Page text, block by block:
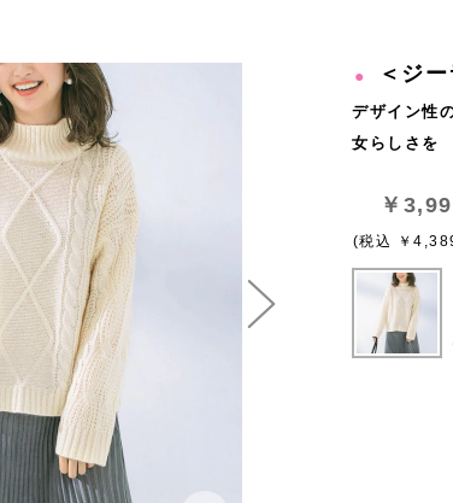
＜ジ
デザイン性
女らしさを
￥
(税込 ￥